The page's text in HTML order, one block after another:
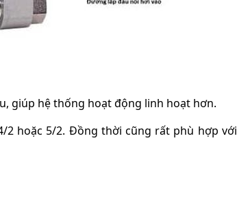
giúp hệ thống hoạt động linh hoạt hơn.
2 hoặc 5/2. Đồng thời cũng rất phù hợp với